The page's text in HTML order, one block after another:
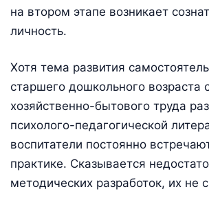
на втором этапе возникает
личность.
Хотя тема развития
старшего дошкольного возраста
хозяйственно-бытового труда
психолого-педагогической
воспитатели постоянно
практике. Сказывается
методических разработок, их не